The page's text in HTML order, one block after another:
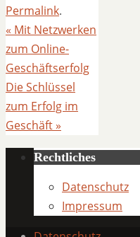
Permalink.
« Mit Netzwerken
zum Online-
Geschäftserfolg
Die Schlüssel
zum Erfolg im
Geschäft»
Rechtliches
Datenschutz
Impressum